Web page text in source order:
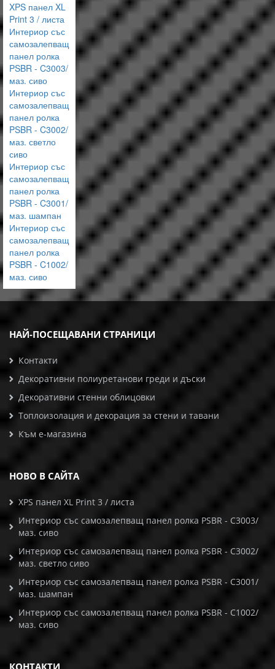
XPS панел XL
Print 3 / листа
Интериор със
самозалепващ
панел ролка
PSBR - C3003/
маз. сиво
Интериор със
самозалепващ
панел ролка
PSBR - C3002/
маз. светло
сиво
Интериор със
самозалепващ
панел ролка
PSBR - C3001/
маз. шампан
Интериор със
самозалепващ
панел ролка
PSBR - C1002/
маз. сиво
НАЙ-ПОСЕЩАВАНИ СТРАНИЦИ
Контакти
Декоративни полиуретанови греди и дъски
Декоративни стенни облицовки
Топлоизолация и декорация за стени и тавани
Към е-магазина
НОВО В САЙТА
XPS панел XL Print 3 / листа
Интериор със самозалепващ панел ролка PSBR - C3003/
маз. сиво
Интериор със самозалепващ панел ролка PSBR - C3002/
маз. светло сиво
Интериор със самозалепващ панел ролка PSBR - C3001/
маз. шампан
Интериор със самозалепващ панел ролка PSBR - C1002/
маз. сиво
КОНТАКТИ